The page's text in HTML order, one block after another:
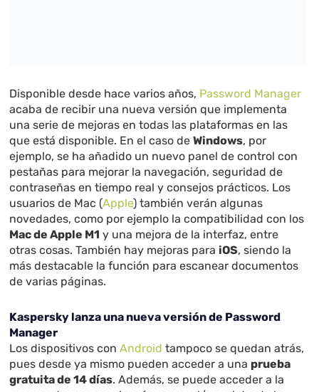
Disponible desde hace varios años, Password Manager
acaba de recibir una nueva versión que implementa
una serie de mejoras en todas las plataformas en las
que está disponible. En el caso deWindows, por
ejemplo, se ha añadido un nuevo panel de control con
pestañas para mejorar la navegación, seguridad de
contraseñas en tiempo real y consejos prácticos. Los
usuarios de Mac (Apple) también verán algunas
novedades, como por ejemplo la compatibilidad con los
Mac de Apple M1 y una mejora de la interfaz, entre
otras cosas. También hay mejoras para iOS, siendo la
más destacable la función para escanear documentos
de varias páginas.
Kaspersky lanza una nueva versión de Password
Manager
Los dispositivos conAndroidtampoco se quedan atrás,
pues desde ya mismo pueden acceder a una prueba
gratuita de 14 días. Además, se puede acceder a la